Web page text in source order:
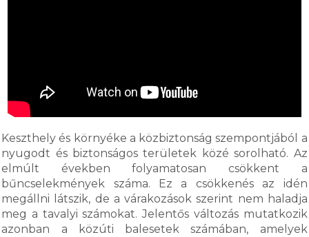
Keszthely és környéke a közbiztonság szempontjából a
nyugodt és biztonságos területek közé sorolható. Az
elmúlt években folyamatosan csökkent a
bűncselekmények száma. Ez a csökkenés az idén
megállni látszik, de a várakozások szerint nem haladja
meg a tavalyi számokat. Jelentős változás mutatkozik
azonban a közúti balesetek számában, amelyek